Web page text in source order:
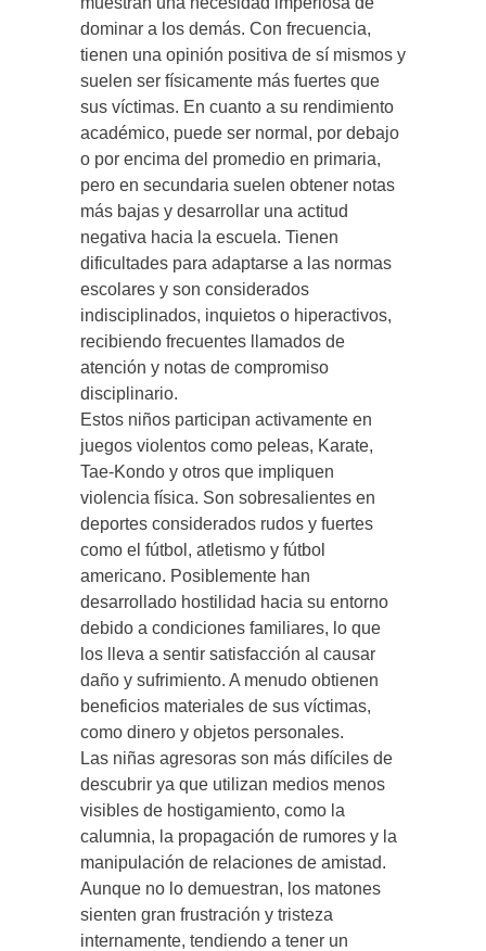
dominar a los demás. Con frecuencia,
tienen una opinión positiva de sí mismos y
suelen ser físicamente más fuertes que
sus víctimas. En cuanto a su rendimiento
académico, puede ser normal, por debajo
o por encima del promedio en primaria,
pero en secundaria suelen obtener notas
más bajas y desarrollar una actitud
negativa hacia la escuela. Tienen
dificultades para adaptarse a las normas
escolares y son considerados
indisciplinados, inquietos o hiperactivos,
recibiendo frecuentes llamados de
atención y notas de compromiso
disciplinario.
Estos niños participan activamente en
juegos violentos como peleas, Karate,
Tae-Kondo y otros que impliquen
violencia física. Son sobresalientes en
deportes considerados rudos y fuertes
como el fútbol, atletismo y fútbol
americano. Posiblemente han
desarrollado hostilidad hacia su entorno
debido a condiciones familiares, lo que
los lleva a sentir satisfacción al causar
daño y sufrimiento. A menudo obtienen
beneficios materiales de sus víctimas,
como dinero y objetos personales.
Las niñas agresoras son más difíciles de
descubrir ya que utilizan medios menos
visibles de hostigamiento, como la
calumnia, la propagación de rumores y la
manipulación de relaciones de amistad.
Aunque no lo demuestran, los matones
sienten gran frustración y tristeza
internamente, tendiendo a tener un